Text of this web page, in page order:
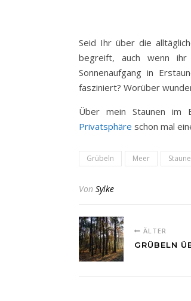
Seid Ihr über die
begreift, auch wenn
Sonnenaufgang in
fasziniert? Worüber
Über mein Staunen im
Privatsphäre schon mal
Grübeln Meer
Von Sylke
ÄLTER
GRÜBELN